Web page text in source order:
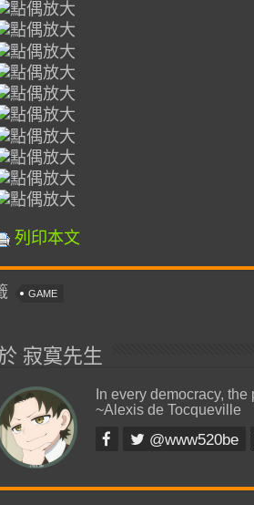
列印本文
GAME
寂寞先生
In every democracy,
~Alexis de Tocqueville
@www520be